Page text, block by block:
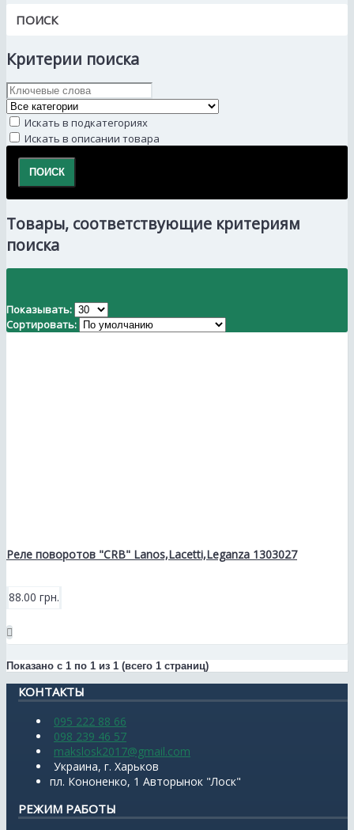
ПОИСК
Критерии поиска
Искать в подкатегориях
Искать в описании товара
Товары, соответствующие критериям
поиска
Показывать:
Сортировать:
Реле поворотов "CRB" Lanos,Lacetti,Leganza 1303027
88.00 грн.
Показано с 1 по 1 из 1 (всего 1 страниц)
КОНТАКТЫ
095 222 88 66
098 239 46 57
makslosk2017@gmail.com
Украина, г. Харьков
пл. Кононенко, 1 Авторынок "Лоск"
РЕЖИМ РАБОТЫ